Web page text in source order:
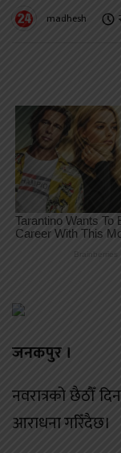
madhesh
जनकपुर ।
नवरात्रको छैठौँ
आराधना गरिँदैछ।